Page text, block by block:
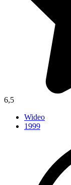
6,5
Wideo
1999